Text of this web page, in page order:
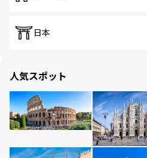
日本
人気スポット